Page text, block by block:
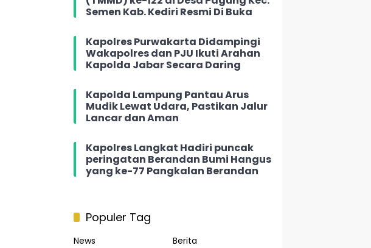
Semen Kab. Kediri Resmi Di Buka
Kapolres Purwakarta Didampingi
Wakapolres dan PJU Ikuti Arahan
Kapolda Jabar Secara Daring
Kapolda Lampung Pantau Arus
Mudik Lewat Udara, Pastikan Jalur
Lancar dan Aman
Kapolres Langkat Hadiri puncak
peringatan Berandan Bumi Hangus
yang ke-77 Pangkalan Berandan
Populer Tag
News
Berita